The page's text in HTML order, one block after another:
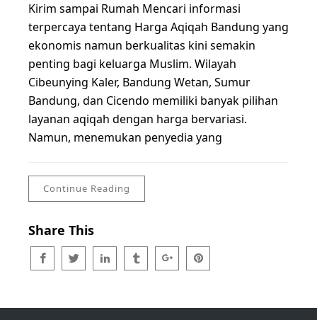
Kirim sampai Rumah Mencari informasi
terpercaya tentang Harga Aqiqah Bandung yang
ekonomis namun berkualitas kini semakin
penting bagi keluarga Muslim. Wilayah
Cibeunying Kaler, Bandung Wetan, Sumur
Bandung, dan Cicendo memiliki banyak pilihan
layanan aqiqah dengan harga bervariasi.
Namun, menemukan penyedia yang
Continue Reading
Share This